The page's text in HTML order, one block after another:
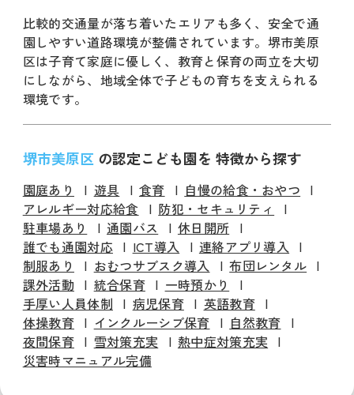
比較的交通量が落ち着いたエリアも多く、安全で通
園しやすい道路環境が整備されています。堺市美原
区は子育て家庭に優しく、教育と保育の両立を大切
にしながら、地域全体で子どもの育ちを支えられる
環境です。
堺市美原区 の認定こども園を 特徴から探す
園庭あり 遊具 食育
自慢の給食・おやつ
アレルギー対応給食
防犯・セキュリティ
駐車場あり
通園バス
休日開所
誰でも通園対応
ICT導入
連絡アプリ導入
制服あり
おむつサブスク導入
布団レンタル
課外活動
統合保育
一時預かり
手厚い人員体制
病児保育
英語教育
体操教育
インクルーシブ保育
自然教育
夜間保育
雪対策充実
熱中症対策充実
災害時マニュアル完備